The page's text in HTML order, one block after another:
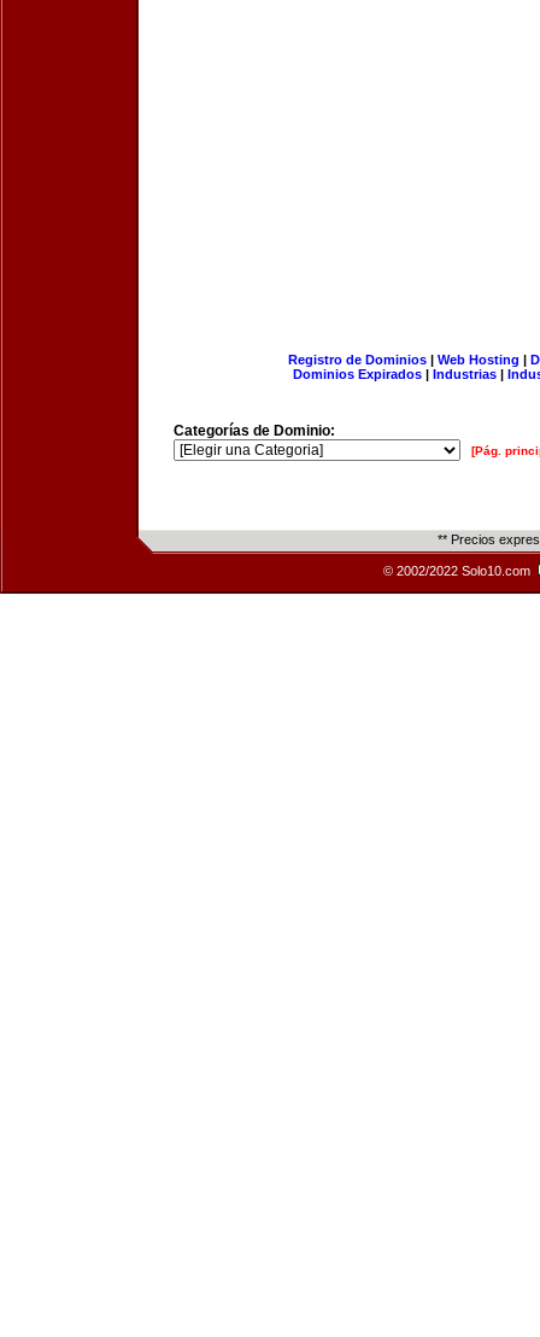
Registro de Dominios| Web Hosting |
Dominios Expirados | Industrias |
Categorías de Dominio:
[Pág.
** Precios
© 2002/2022 Solo10.com